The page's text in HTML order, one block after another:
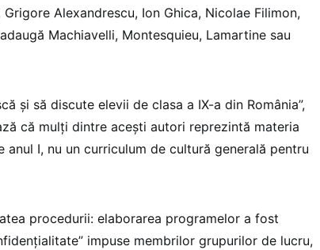
Alexandrescu, Ion Ghica, Nicolae Filimon,
Machiavelli, Montesquieu, Lamartine sau
și să discute elevii de clasa a IX-a din România”,
că mulți dintre acești autori reprezintă materia
anul I, nu un curriculum de cultură generală pentru
procedurii: elaborarea programelor a fost
impuse membrilor grupurilor de lucru,